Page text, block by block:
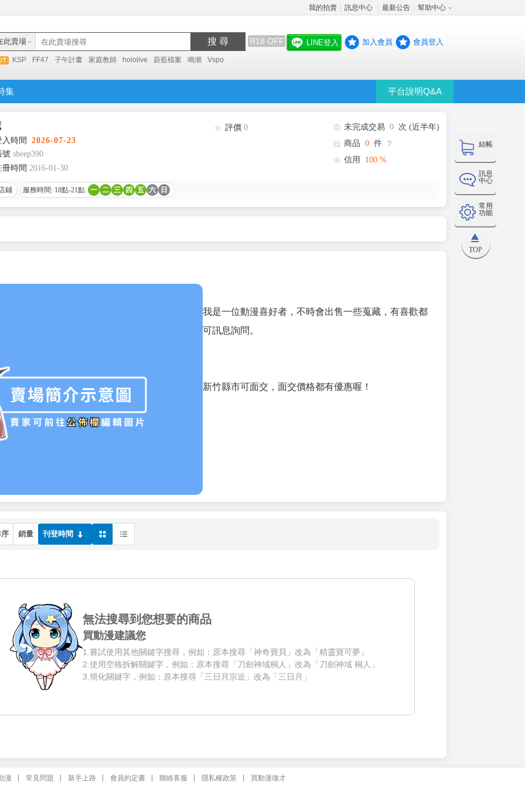
我的拍賣 訊息中心 最新公告 幫助中心
此賣場 搜 尋 R18 OFF
KSP FF47 子午計畫 家庭教師 hololive 蔚藍檔案 鳴潮 Vspo
LINE登入 加入會員 會員登入
集 平台說明Q&A
結帳
訊息
中心
常用
功能
TOP
時間
2026-07-23
號 sheep390
時間 2016-01-30
評價 0 未完成交易 0 次 (近半年)
商品 0 件 ❔
信用
100 %
鋪 服務時間: 18點-21點 一 二 三 四 五 六 日
我是一位動漫喜好者，不時會出售一些蒐藏，有喜歡都
可訊息詢問。
新竹縣市可面交，面交價格都有優惠喔！
銷量 刊登時間
無法搜尋到您想要的商品
買動漫建議您
1.嘗試使用其他關鍵字搜尋，例如：原本搜尋「神奇寶貝」改為「精靈寶可夢」
2.使用空格拆解關鍵字，例如：原本搜尋「刀劍神域桐人」改為「刀劍神域 桐人」
3.簡化關鍵字，例如：原本搜尋「三日月宗近」改為「三日月」
漫 常見問題 新手上路 會員約定書 聯絡客服 隱私權政策 買動漫徵才